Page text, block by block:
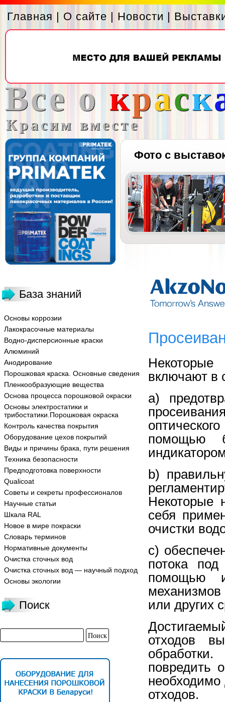
Главная | О сайте | Новости |
Все о краск
Красим вместе
Фото с
База знаний
Основы коррозии
Лакокрасочные материалы
Водно-дисперсионные краски
Алюминий
Анодирование
Порошковая краска. Основные сведения
Пленкообразующие вещества
Основа процесса порошковой окраски
Основы электростатики и
трибостатики.Порошковая окраска
Контроль качества покрытия
Оборудование цехов покрытий
Виды и причины брака, пути решения
Техника безопасности
Предподготовка поверхности
Qualicoat
Советы и секреты профессионалов
Научные статьи
Шкала RAL
Новое в мире покраски
Словарь терминов
Нормативные документы
Очистка сточных вод
Очистка сточных вод — научный подход
Основы экологии
Поиск
включают в
a)
помощью
b)
Некоторые
себя
очистки
c)
потока
помощью
или других
отходов
повредить
отходов.